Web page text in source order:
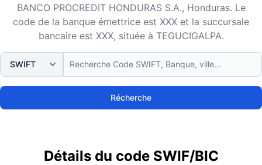
BANCO PROCREDIT HONDURAS S.A., Honduras. Le
code de la banque émettrice est XXX et la succursale
bancaire est XXX, située à TEGUCIGALPA.
Récherche
Détails du code SWIF/BIC